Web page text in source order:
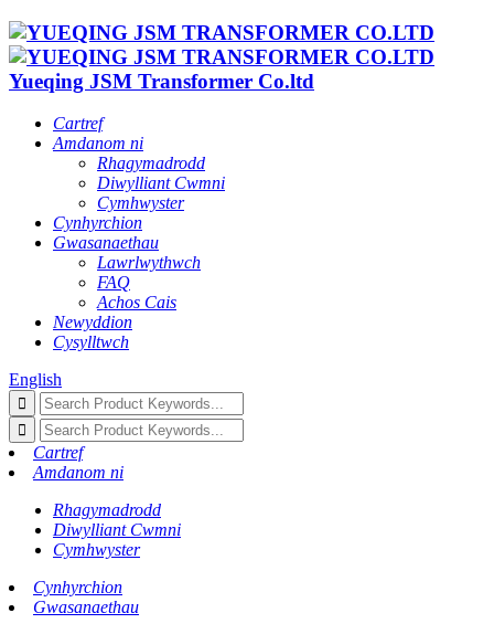
Yueqing JSM Transformer Co.ltd
Cartref
Amdanom ni
Rhagymadrodd
Diwylliant Cwmni
Cymhwyster
Cynhyrchion
Gwasanaethau
Lawrlwythwch
FAQ
Achos Cais
Newyddion
Cysylltwch
English
Cartref
Amdanom ni
Rhagymadrodd
Diwylliant Cwmni
Cymhwyster
Cynhyrchion
Gwasanaethau